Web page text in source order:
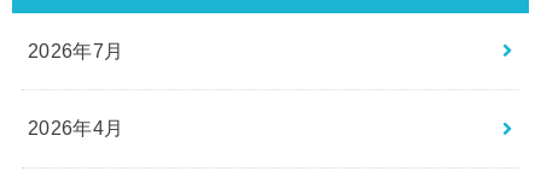
2026年7月
2026年4月